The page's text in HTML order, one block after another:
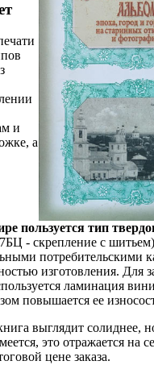
и
а
пользуется тип
- скрепление с
потребительскими
изготовления. Для
ламинация
повышается ее
выглядит солиднее,
это отражается на
цене заказа.